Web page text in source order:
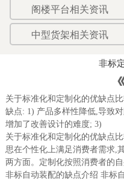
阁楼平台相关资讯
中型货架相关资讯
非标
关于标准化和定制化的优缺点
缺点: 1) 产品多样性降低,导致
增加了改善设计的难度; 3)
关于标准化和定制化的优缺点
思在个性化上满足消费者需求,
两方面。定制化按照消费者的
非标自动装配的缺点介绍 非标